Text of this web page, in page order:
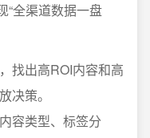
“全渠道数据一盘
找出高ROI内容和高
决策。
容类型、标签分